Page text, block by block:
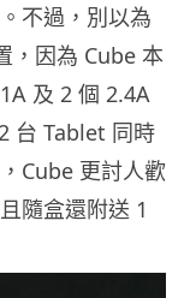
不過，別以為
，因為 Cube 本
及 2 個 2.4A
台 Tablet 同時
Cube 更討人歡
隨盒還附送 1